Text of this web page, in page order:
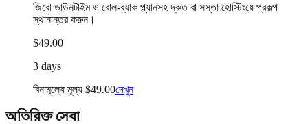
জিরো ডাউনটাইম ও রোল-ব্যাক প্ল্যানসহ দ্রুত বা সস্তা হোস্টিংয়ে প্রকল্প
স্থানান্তর করুন।
$49.00
3 days
বিনামূল্যে মূল্য $49.00দেখুন
অতিরিক্ত সেবা